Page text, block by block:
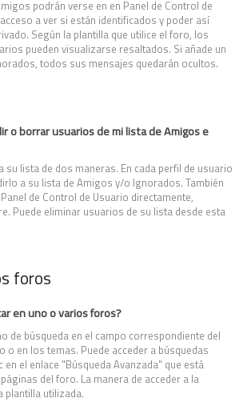
podrán verse en en Panel de Control de
a ver si están identificados y poder así
Según la plantilla que utilice el foro, los
pueden visualizarse resaltados. Si añade un
todos sus mensajes quedarán ocultos.
o borrar usuarios de mi lista de Amigos e
su lista de dos maneras. En cada perfil de usuario
a su lista de Amigos y/o Ignorados. También
de Control de Usuario directamente,
Puede eliminar usuarios de su lista desde esta
foros
en uno o varios foros?
de búsqueda en el campo correspondiente del
o en los temas. Puede acceder a búsquedas
en el enlace "Búsqueda Avanzada" que está
del foro. La manera de acceder a la
plantilla utilizada.